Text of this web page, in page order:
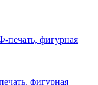
фигурная